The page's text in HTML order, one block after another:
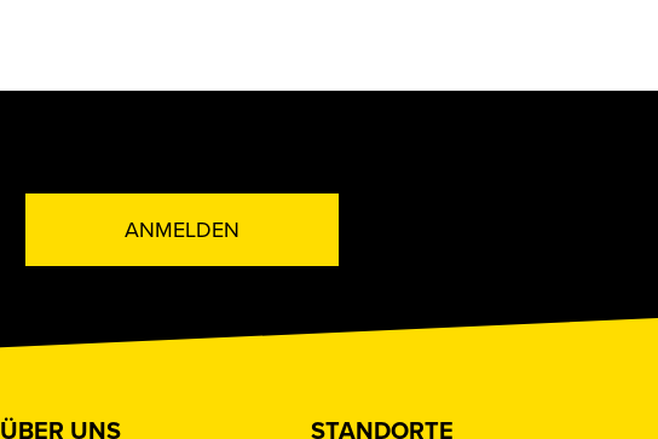
ANMELDEN
ÜBER UNS STANDORTE